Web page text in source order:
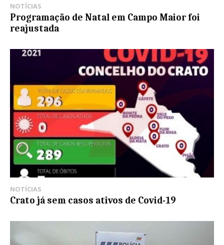
NOTÍCIAS
Programação de Natal em Campo Maior foi
reajustada
NOTÍCIAS
Crato já sem casos ativos de Covid-19